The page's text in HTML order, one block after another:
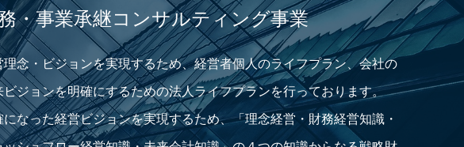
・事業承継コンサルティング事業
理念・ビジョンを実現するため、経営者個人のライフプラン、会社の
ビジョンを明確にするための法人ライフプランを行っております。
になった経営ビジョンを実現するため、「理念経営・財務経営知識・